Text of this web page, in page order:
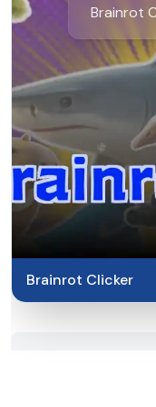
Brainrot
Brainrot Clicker